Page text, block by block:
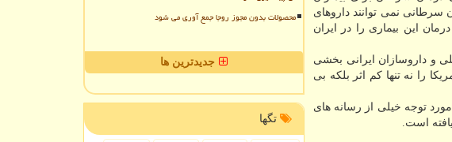
سرطانی نمی توانند داروهای
این بیماری را در ایران
و داروسازان ایرانی بخشی
را نه تنها کم اثر بلکه بی
توجه خیلی از رسانه های
است.
محصولات بدون مجوز روجا جمع آوری می شود
جدیدترین ها
تگها